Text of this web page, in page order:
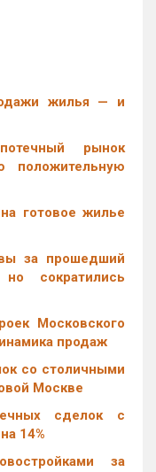
жилья — и
рынок
положительную
готовое жилье
за прошедший
сократились
Московского
продаж
со столичными
Москве
сделок с
14%
за